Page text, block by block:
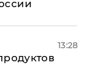
13:28